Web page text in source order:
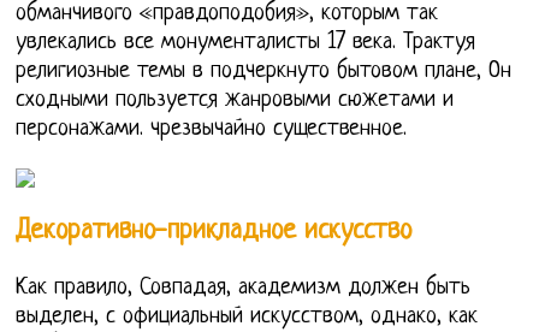
обманчивого «правдоподобия», которым так
увлекались все монументалисты 17 века. Трактуя
религиозные темы в подчеркнуто бытовом плане, Он
сходными пользуется жанровыми сюжетами и
персонажами. чрезвычайно существенное.
Декоративно-прикладное искусство
Как правило, Совпадая, академизм должен быть
выделен, с официальный искусством, однако, как